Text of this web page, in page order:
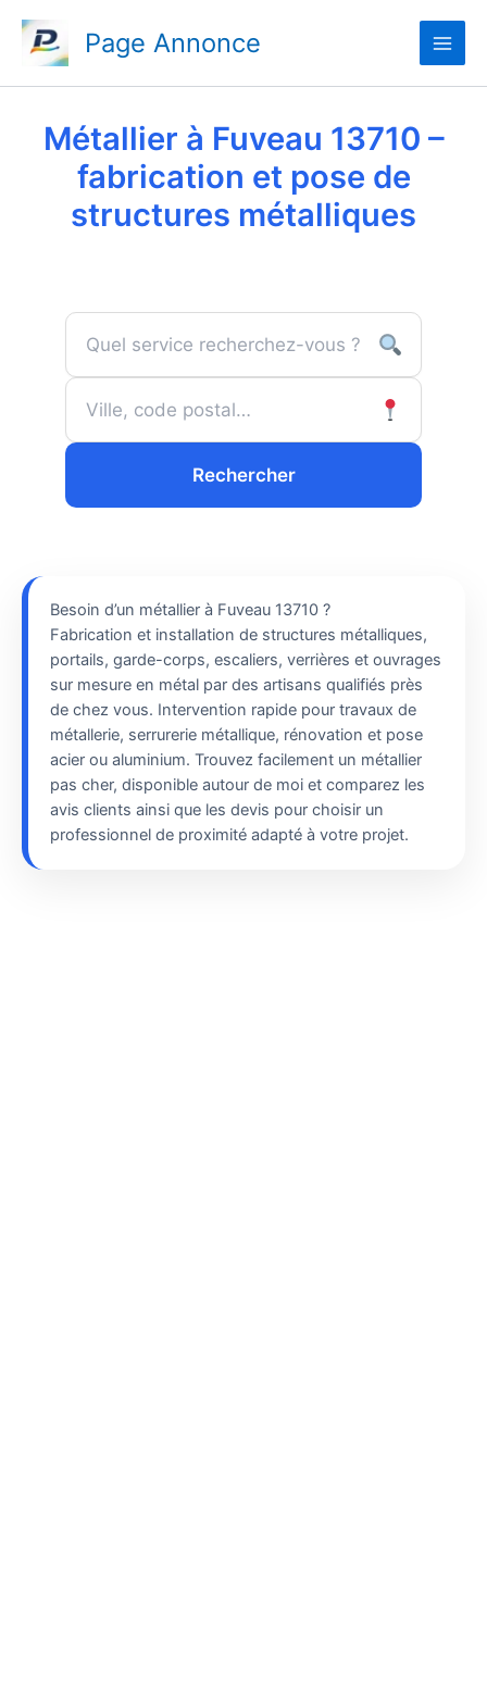
contenu
Page Annonce
Métallier à Fuveau 13710 –
fabrication et pose de
structures métalliques
Rechercher
Besoin d’un métallier à Fuveau 13710 ?
Fabrication et installation de structures métalliques,
portails, garde-corps, escaliers, verrières et ouvrages
sur mesure en métal par des artisans qualifiés près
de chez vous. Intervention rapide pour travaux de
métallerie, serrurerie métallique, rénovation et pose
acier ou aluminium. Trouvez facilement un métallier
pas cher, disponible autour de moi et comparez les
avis clients ainsi que les devis pour choisir un
professionnel de proximité adapté à votre projet.